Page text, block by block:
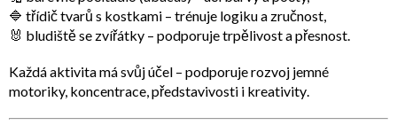
🔷 třídič tvarů s kostkami – trénuje logiku a zručnost,
🐰 bludiště se zvířátky – podporuje trpělivost a přesnost.
Každá aktivita má svůj účel – podporujerozvoj jemné
motoriky, koncentrace, představivosti i kreativity.